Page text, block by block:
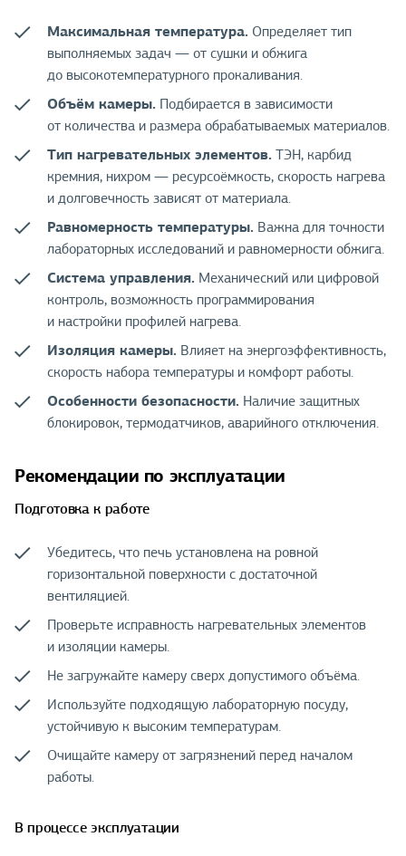
Максимальная температура. Определяет тип
выполняемых задач — от сушки и обжига
до высокотемпературного прокаливания.
Объём камеры. Подбирается в зависимости
от количества и размера обрабатываемых материалов.
Тип нагревательных элементов. ТЭН, карбид
кремния, нихром — ресурсоёмкость, скорость нагрева
и долговечность зависят от материала.
Равномерность температуры. Важна для точности
лабораторных исследований и равномерности обжига.
Система управления. Механический или цифровой
контроль, возможность программирования
и настройки профилей нагрева.
Изоляция камеры. Влияет на энергоэффективность,
скорость набора температуры и комфорт работы.
Особенности безопасности. Наличие защитных
блокировок, термодатчиков, аварийного отключения.
Рекомендации по эксплуатации
Подготовка к работе
Убедитесь, что печь установлена на ровной
горизонтальной поверхности с достаточной
вентиляцией.
Проверьте исправность нагревательных элементов
и изоляции камеры.
Не загружайте камеру сверх допустимого объёма.
Используйте подходящую лабораторную посуду,
устойчивую к высоким температурам.
Очищайте камеру от загрязнений перед началом
работы.
В процессе эксплуатации